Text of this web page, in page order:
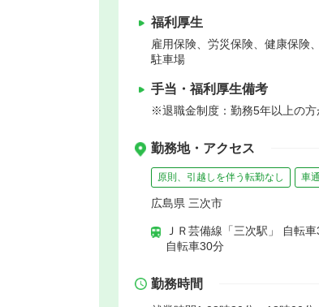
福利厚生
雇用保険、労災保険、健康保険
駐車場
手当・福利厚生備考
※退職金制度：勤務5年以上の方
勤務地・アクセス
原則、引越しを伴う転勤なし 車
広島県 三次市
ＪＲ芸備線「三次駅」 自転
自転車30分
勤務時間